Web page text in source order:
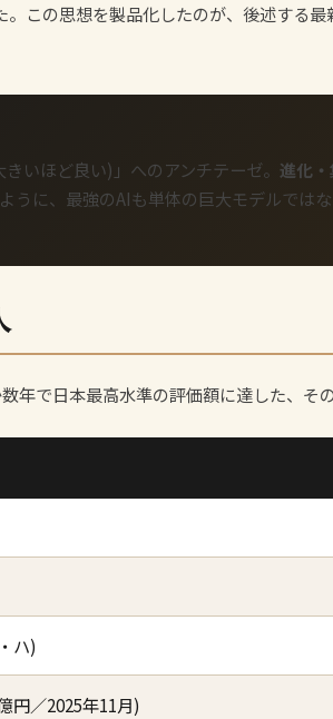
この思想を製品化したのが、後述する
いほど良い)」へのアンチテーゼ。 進化
うに、最強のAIも単体の巨大モデルでは
年で日本最高水準の評価額に達した、その
ハ)
円／2025年11月)